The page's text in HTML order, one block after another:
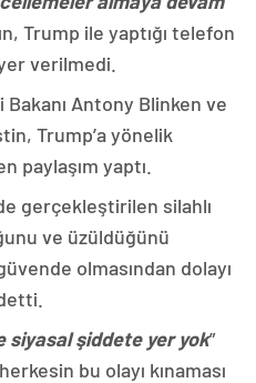
Trump ile yaptığı telefon
verilmedi.
Bakanı Antony Blinken ve
Trump’a yönelik
paylaşım yaptı.
gerçekleştirilen silahlı
ve üzüldüğünü
olmasından dolayı
siyasal şiddete yer yok”
bu olayı kınaması